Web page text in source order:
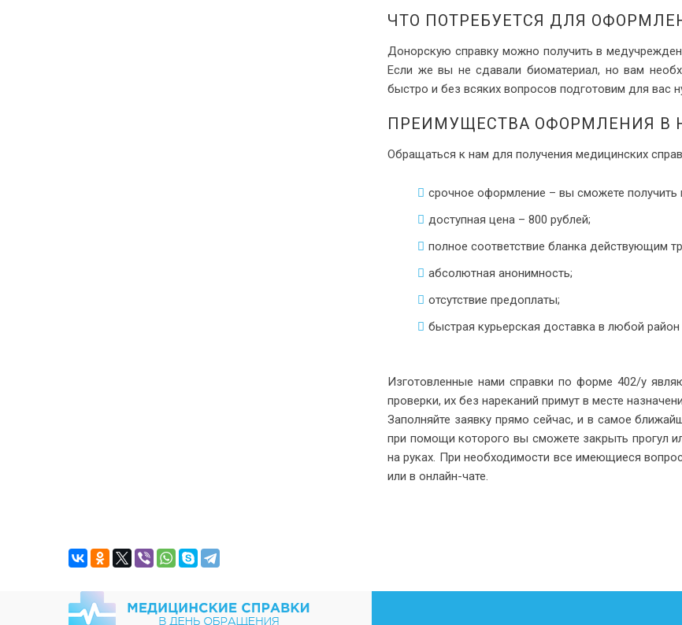
ЧТО ПОТРЕБУЕТСЯ ДЛЯ
Донорскую справку можно получить в
Если же вы не сдавали биоматериал, но вам
быстро и без всяких вопросов подготовим для вас
ПРЕИМУЩЕСТВА ОФОРМЛЕНИЯ В
Обращаться к нам для получения медицинских
срочное оформление – вы сможете получить
доступная цена – 800 рублей;
полное соответствие бланка действующим
абсолютная анонимность;
отсутствие предоплаты;
быстрая курьерская доставка в любой
Изготовленные нами справки по форме 402/у
проверки, их без нареканий примут в месте
Заполняйте заявку прямо сейчас, и в самое
при помощи которого вы сможете закрыть прогул
на руках. При необходимости все имеющиеся
или в онлайн-чате.